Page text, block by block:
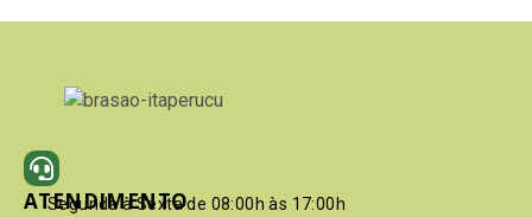
ATENDIMENTO
Segunda à Sexta de 08:00h às 17:00h